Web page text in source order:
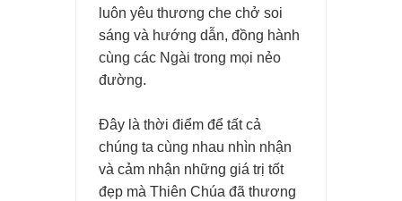
luôn yêu thương che chở soi
sáng và hướng dẫn, đồng hành
cùng các Ngài trong mọi nẻo
đường.
Đây là thời điểm để tất cả
chúng ta cùng nhau nhìn nhận
và cảm nhận những giá trị tốt
đẹp mà Thiên Chúa đã thương